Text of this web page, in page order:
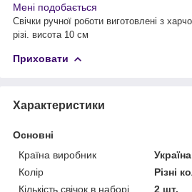
Мені подобається
Свічки ручної роботи виготовлені з
різі. висота 10 см
Приховати
Характеристики
Основні
Країна виробник
Україна
Колір
Різні
Кількість свічок в наборі
2 шт.